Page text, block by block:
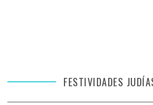
FESTIVIDADES